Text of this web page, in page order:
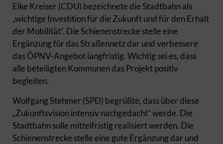
Elke Kreiser (CDU) bezeichnete die Stadtbahn als
„wichtige Investition für die Zukunft und für den Erhalt
der Mobilität“. Die Schienenstrecke stelle eine
Ergänzung für das Straßennetz dar und verbessere
das ÖPNV-Angebot langfristig. Wichtig sei es, dass
alle beteiligten Kommunen das Projekt positiv
begleiten.
Wolfgang Stehmer (SPD) begrüßte, dass über diese
„Zukunftsvision intensiv nachgedacht“ werde. Die
Stadtbahn solle mittelfristig realisiert werden. Die
Schienenstrecke stelle eine gute Ergänzung dar und